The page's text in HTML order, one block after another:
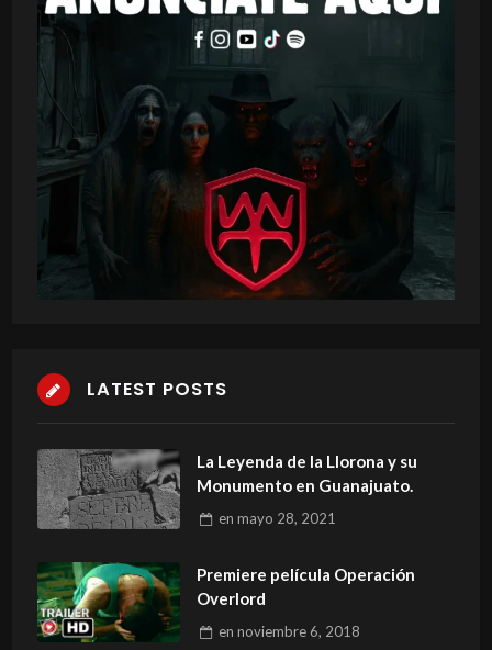
LATEST POSTS
La Leyenda de la Llorona y su
Monumento en Guanajuato.
en mayo 28, 2021
Premiere película Operación
Overlord
en noviembre 6, 2018